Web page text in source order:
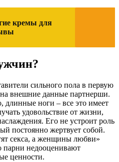
кремы для
сильного пола в первую
внешние данные партнерши.
длинные ноги – все это имеет
удовольствие от жизни,
Его не устроит роль
постоянно жертвует собой.
секса, а женщины любви»
парни недооценивают
ценности.